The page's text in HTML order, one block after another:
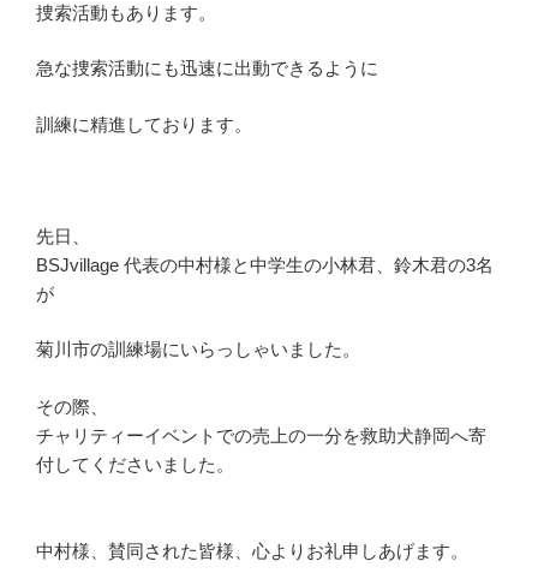
捜索活動もあります。
急な捜索活動にも迅速に出動できるように
訓練に精進しております。
先日、
BSJvillage 代表の中村様と中学生の小林君、鈴木君の3名
が
菊川市の訓練場にいらっしゃいました。
その際、
チャリティーイベントでの売上の一分を救助犬静岡へ寄
付してくださいました。
中村様、賛同された皆様、心よりお礼申しあげます。